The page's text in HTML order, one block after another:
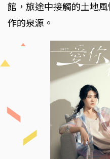
館，旅途中接觸的土地
作的泉源。